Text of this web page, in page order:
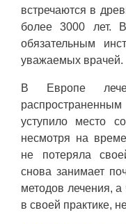
встречаются в
более 3000 лет.
обязательным
уважаемых врачей.
В Европе
уступило место
несмотря на
не потеряла
снова занимает
методов лечения,
в своей практике,